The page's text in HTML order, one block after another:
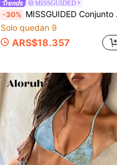
MISSGUIDED
-30% MISSGUIDED Conjunto de bikini de triángulo con estampado de frutas tropicales y Bottom con tiras laterales para mujer, traje de baño de verano para la playa
Solo quedan 9
ARS$18.357